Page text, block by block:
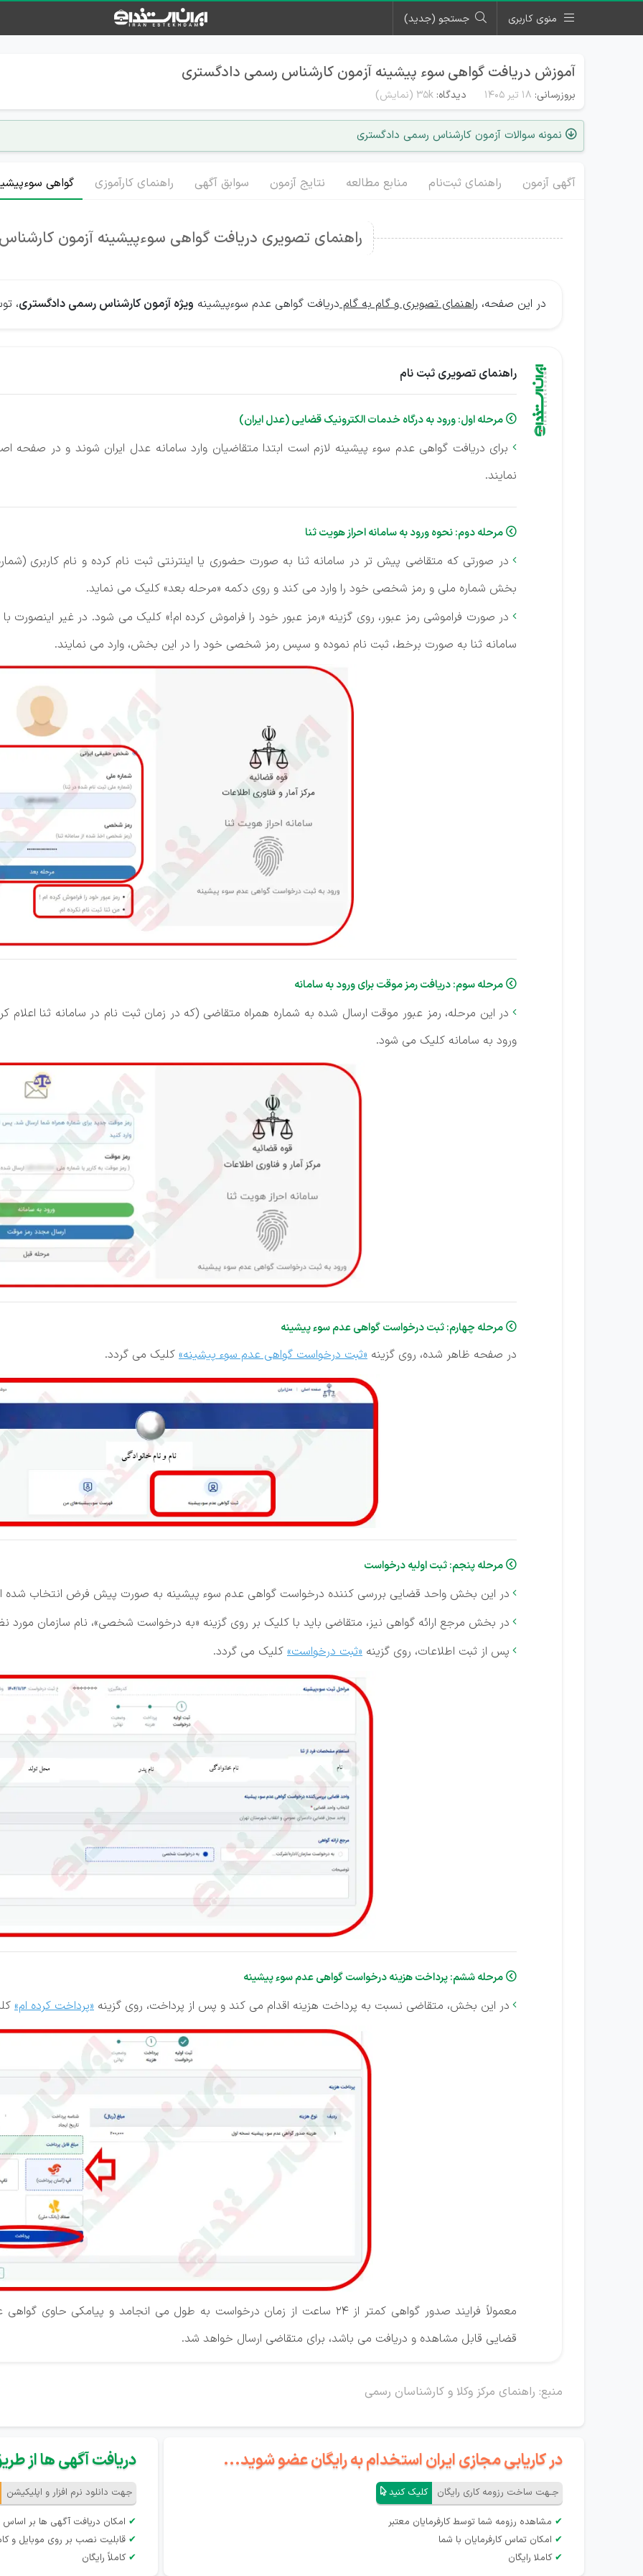
منوی کاربری جستجو (جدید)
آموزش دریافت گواهی سوء پیشینه آزمون کارشناس رسمی دادگستری
بروزرسانی: ۱۸ تیر ۱۴۰۵ دیدگاه: 35k (نمایش)
نمونه سوالات آزمون کارشناس رسمی دادگستری
آگهی آزمون راهنمای ثبت‌نام منابع مطالعه نتایج آزمون سوابق آگهی راهنمای کارآموزی گواهی
راهنمای تصویری دریافت گواهی سوءپیشینه آزمون
در این صفحه، راهنمای تصویری و گام به گامدریافت گواهی عدم سوءپیشینه ویژه آزمون کارشناس رسمی دادگستری،
راهنمای تصویری ثبت نام
 مرحله اول: ورود به درگاه خدمات الکترونیک قضایی (عدل ایران)
 برای دریافت گواهی عدم سوء پیشینه لازم است ابتدا متقاضیان وارد سامانه عدل ایران شوند و در صفحه
نمایند.
 مرحله دوم: نحوه ورود به سامانه احراز هویت ثنا
 در صورتی که متقاضی پیش تر در سامانه ثنا به صورت حضوری یا اینترنتی ثبت نام کرده و نام کاربری
بخش شماره ملی و رمز شخصی خود را وارد می کند و روی دکمه «مرحله بعد» کلیک می نماید.
 در صورت فراموشی رمز عبور، روی گزینه «رمز عبور خود را فراموش کرده ام!» کلیک می شود. در غیر اینصورت
سامانه ثنا به صورت برخط، ثبت نام نموده و سپس رمز شخصی خود را در این بخش، وارد می نمایند.
 مرحله سوم: دریافت رمز موقت برای ورود به سامانه
 در این مرحله، رمز عبور موقت ارسال شده به شماره همراه متقاضی (که در زمان ثبت نام در سامانه ثنا
ورود به سامانه کلیک می شود.
 مرحله چهارم: ثبت درخواست گواهی عدم سوء پیشینه
در صفحه ظاهر شده، روی گزینه «ثبت درخواست گواهی عدم سوء پیشینه» کلیک می گردد.
 مرحله پنجم: ثبت اولیه درخواست
 در این بخش واحد قضایی بررسی کننده درخواست گواهی عدم سوء پیشینه به صورت پیش فرض انتخاب
 در بخش مرجع ارائه گواهی نیز، متقاضی باید با کلیک بر روی گزینه «به درخواست شخصی»، نام سازمان مورد
 پس از ثبت اطلاعات، روی گزینه «ثبت درخواست» کلیک می گردد.
 مرحله ششم: پرداخت هزینه درخواست گواهی عدم سوء پیشینه
 در این بخش، متقاضی نسبت به پرداخت هزینه اقدام می کند و پس از پرداخت، روی گزینه «پرداخت کرده ام»
معمولاً فرایند صدور گواهی کمتر از ۲۴ ساعت از زمان درخواست به طول می انجامد و
قضایی قابل مشاهده و دریافت می باشد، برای متقاضی ارسال خواهد شد.
منبع: راهنمای مرکز وکلا و کارشناسان رسمی
در کاریابی مجازی ایران استخدام به رایگان عضو شوید...
جـهت ساخت رزومه کاری رایگان کلیک کنید
✔ مشاهده رزومه شما توسط کارفرمایان معتبر
✔ امکان تماس کارفرمایان با شما
✔ کاملا رایگان
دریافت آگهی ها از
جهت دانلود نرم افزار و اپلیکیشن
✔ امکان دریافت آگهی ها بر
✔ قابلیت نصب بر روی موبایل و
✔ کاملاً رایگان